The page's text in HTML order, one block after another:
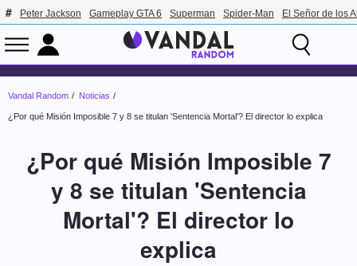
Peter Jackson Gameplay GTA 6 Superman Spider-Man El Señor de los
Vandal Random Noticias
¿Por qué Misión Imposible 7 y 8 se titulan 'Sentencia Mortal'? El director lo explica
¿Por qué Misión Imposible 7
y 8 se titulan 'Sentencia
Mortal'? El director lo
explica